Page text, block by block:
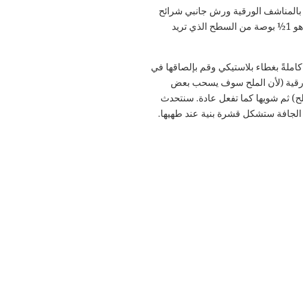
الورقية ورش جانبي شرائح
اللحم بسخاء مع ملح كوشر. تأكد من الحصول على الملح على حواف شرائح اللحم كذلك. هذا هو 1½ بوصة من السطح الذي تريد
بغطاء بلاستيكي وقم بإلصاقها في
مناشف ورقية (لأن الملح سوف يسحب بعض
ثم شويها كما تفعل عادة. سنتحدث
الجافة ستشكل قشرة بنية عند طهيها.